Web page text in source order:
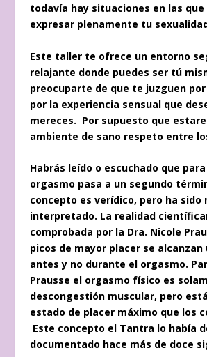
todavía hay situaciones en las que
expresar plenamente tu
Este taller te ofrece un entorno
relajante donde puedes ser tú
preocuparte de que te juzguen
por la experiencia sensual que
mereces. Por supuesto que
ambiente de sano respeto entre
Habrás leído o escuchado que
orgasmo pasa a un segundo
concepto es verídico, pero ha sido
interpretado. La realidad
comprobada por la Dra. Nicole
picos de mayor placer se
antes y no durante el orgasmo.
Prausse el orgasmo físico es
descongestión muscular, pero
estado de placer máximo que los
Este concepto el Tantra lo había
documentado hace más de doce